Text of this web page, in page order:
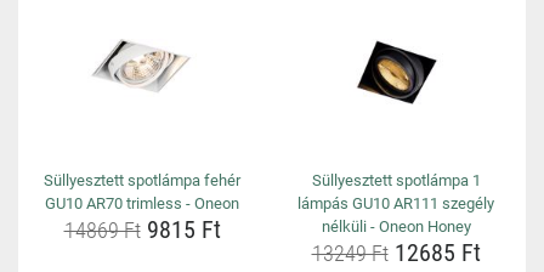
Süllyesztett spotlámpa fehér
GU10 AR70 trimless - Oneon
14869 Ft9815 Ft
Süllyesztett spotlámpa 1
lámpás GU10 AR111 szegély
nélküli - Oneon Honey
13249 Ft12685 Ft